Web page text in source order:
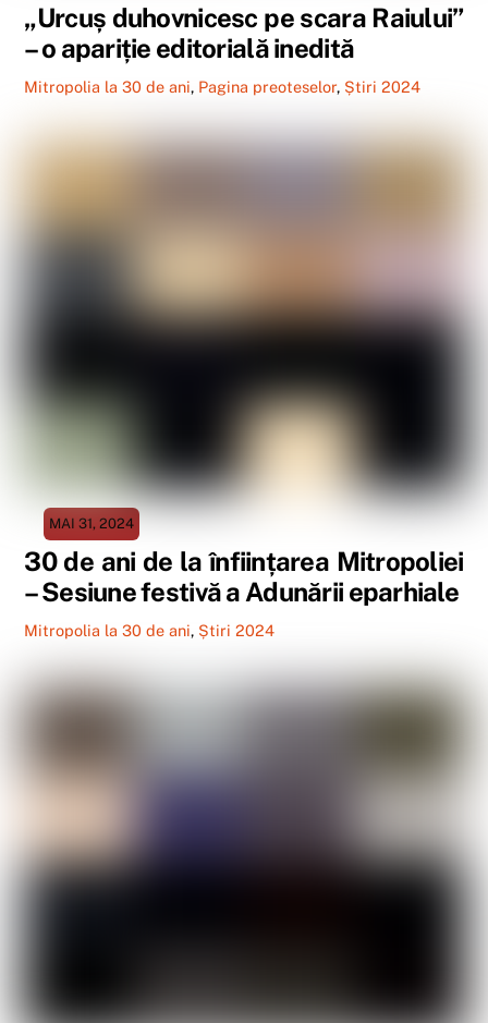
„Urcuș duhovnicesc pe scara Raiului”
– o apariție editorială inedită
Mitropolia la 30 de ani, Pagina preoteselor, Știri 2024
MAI 31, 2024
30 de ani de la înființarea Mitropoliei
– Sesiune festivă a Adunării eparhiale
Mitropolia la 30 de ani, Știri 2024